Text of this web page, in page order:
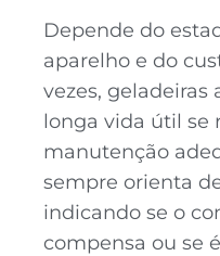
Depende do
aparelho e do
vezes,
longa vida útil se
manutenção
sempre orienta
indicando se o
compensa ou se